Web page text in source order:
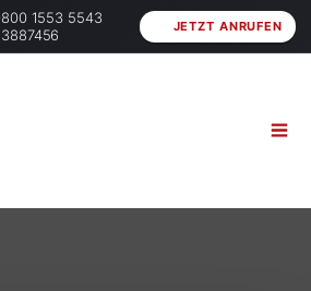
1553 5543
JETZT ANRUFEN